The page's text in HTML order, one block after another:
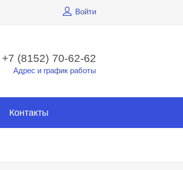
Войти
+7 (8152) 70-62-62
Адрес и график работы
Контакты